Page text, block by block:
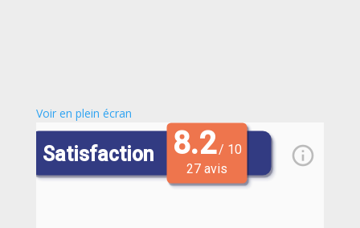
Voir en plein écran